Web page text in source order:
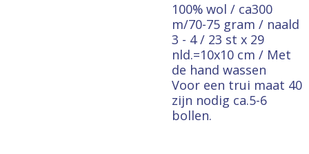
100% wol / ca300
m/70-75 gram / naald
3 - 4 / 23 st x 29
nld.=10x10 cm / Met
de hand wassen
Voor een trui maat 40
zijn nodig ca.5-6
bollen.